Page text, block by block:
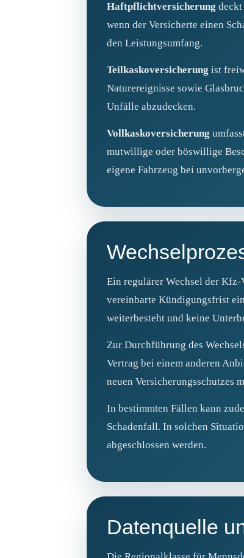
Haftpflichtversicherung deckt
wenn der Versicherte einen
den Leistungsumfang.
Teilkaskoversicherung ist
Naturereignisse sowie
Unfälle abzudecken.
Vollkaskoversicherung
mutwillige oder böswillige
eigene Fahrzeug bei
Ein regulärer Wechsel der Kfz-
vereinbarte Kündigungsfrist
weiterbesteht und keine
Zur Durchführung des
Vertrag bei einem anderen
neuen Versicherungsschutzes
In bestimmten Fällen kann
Schadenfall. In solchen
abgeschlossen werden.
Datenquelle